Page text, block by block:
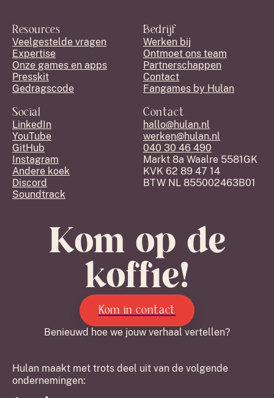
Resources
Veelgestelde vragen
Expertise
Onze games en apps
Presskit
Gedragscode
Bedrijf
Werken bij
Ontmoet ons team
Partnerschappen
Contact
Fangames by Hulan
Social
LinkedIn
YouTube
GitHub
Instagram
Andere koek
Discord
Soundtrack
Contact
hallo@hulan.nl
werken@hulan.nl
040 30 46 490
Markt 8a Waalre 5581GK
KVK 62 89 47 14
BTW NL 855002463B01
Kom op de
koffie!
Kom in contact
Benieuwd hoe we jouw verhaal vertellen?
Hulan maakt met trots deel uit van de volgende
ondernemingen: